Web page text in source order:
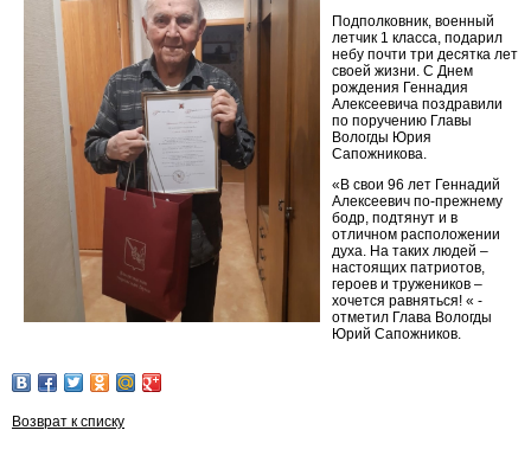
Подполковник, военный
летчик 1 класса, подарил
небу почти три десятка лет
своей жизни. С Днем
рождения Геннадия
Алексеевича поздравили
по поручению Главы
Вологды Юрия
Сапожникова.
«В свои 96 лет Геннадий
Алексеевич по-прежнему
бодр, подтянут и в
отличном расположении
духа. На таких людей –
настоящих патриотов,
героев и тружеников –
хочется равняться! « -
отметил Глава Вологды
Юрий Сапожников.
Возврат к списку